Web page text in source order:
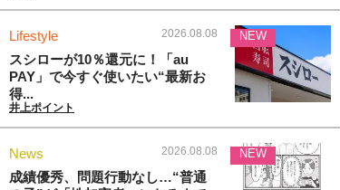
Lifestyle 2026.08.08
スシローが10％還元に！「au
PAY」で今すぐ使いたい“最新お
得...
井上ポイント
NEW
News 2026.08.08
成績優秀、問題行動なし…“普通
NEW